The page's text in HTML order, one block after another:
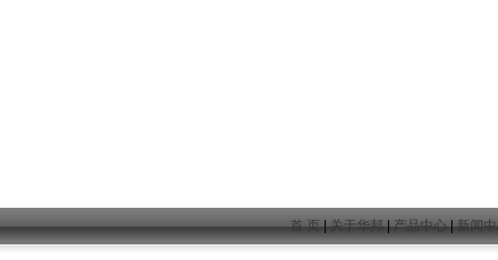
首 页|关于华邦|产品中心|新闻